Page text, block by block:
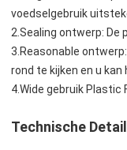
voedselgebruik
2.Sealing ontwerp:
3.Reasonable
rond te kijken en u
4.Wide gebruik Plastic
Technische